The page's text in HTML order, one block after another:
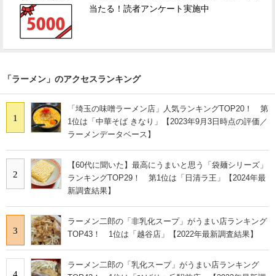
当たる！読者アンケート実施中
「ラーメン」のアクセスランキング
1
「埼玉の味噌ラーメン店」人気ランキングTOP20！ 第
1位は「中華そば きなり」【2023年9月3日時点の評価／
ラーメンデータベース】
2
【60代に聞いた】最高にうまいと思う「袋麺シリーズ」
ランキングTOP29！ 第1位は「日清ラ王」【2024年最
新調査結果】
3
ラーメン二郎の「非乳化スープ」がうまい店ランキング
TOP43！ 1位は「越谷店」【2022年最新調査結果】
4
ラーメン二郎の「乳化スープ」がうまい店ランキング